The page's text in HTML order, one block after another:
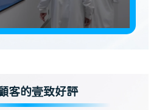
客的壹致好評